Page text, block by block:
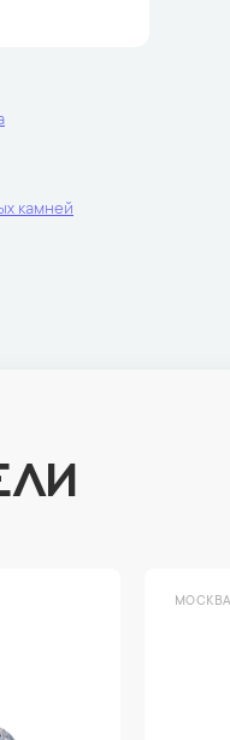
камней
МОСКВА